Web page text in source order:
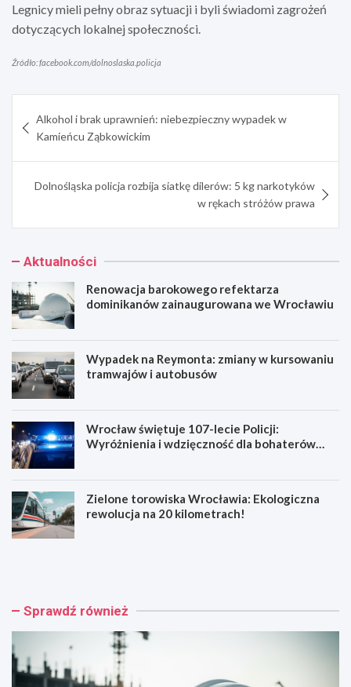
Legnicy mieli pełny obraz sytuacji i byli świadomi zagrożeń
dotyczących lokalnej społeczności.
Źródło: facebook.com/dolnoslaska.policja
wpisu
Alkohol i brak uprawnień: niebezpieczny wypadek w
Kamieńcu Ząbkowickim
Dolnośląska policja rozbija siatkę dilerów: 5 kg narkotyków
w rękach stróżów prawa
Aktualności
Renowacja barokowego refektarza
dominikanów zainaugurowana we Wrocławiu
Wypadek na Reymonta: zmiany w kursowaniu
tramwajów i autobusów
Wrocław świętuje 107-lecie Policji:
Wyróżnienia i wdzięczność dla bohaterów
Zielone torowiska Wrocławia: Ekologiczna
rewolucja na 20 kilometrach!
R
a
a
b
W
e
a
R
Sprawdź również